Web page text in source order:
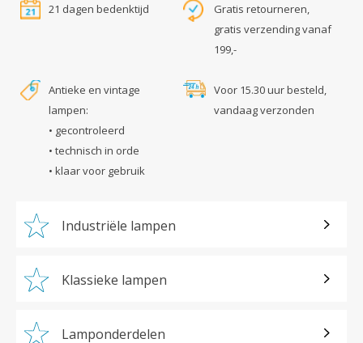
21 dagen bedenktijd
Gratis retourneren,
gratis verzending vanaf
199,-
Antieke en vintage
lampen:
• gecontroleerd
• technisch in orde
• klaar voor gebruik
Voor 15.30 uur besteld,
vandaag verzonden
Industriële lampen
Klassieke lampen
Lamponderdelen